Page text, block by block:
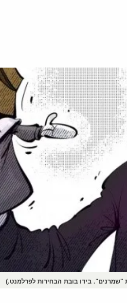
בידו בובת הבחירות לפרלמנט.)